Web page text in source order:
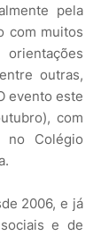
pela
com muitos
outras,
evento este
com
no Colégio
2006, e já
e de